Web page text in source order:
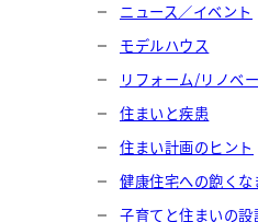
ニュース／イベント
モデルハウス
リフォーム/リノベ
住まいと疾患
住まい計画のヒント
健康住宅への飽くな
子育てと住まいの設